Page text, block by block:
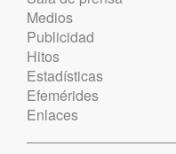
Medios
Publicidad
Hitos
Estadísticas
Efemérides
Enlaces